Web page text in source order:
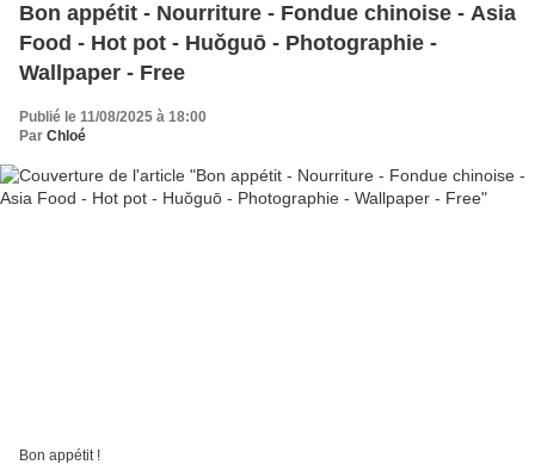
Bon appétit - Nourriture - Fondue chinoise - Asia
Food - Hot pot - Huǒguō - Photographie -
Wallpaper - Free
Publié le 11/08/2025 à 18:00
Par Chloé
Bon appétit !